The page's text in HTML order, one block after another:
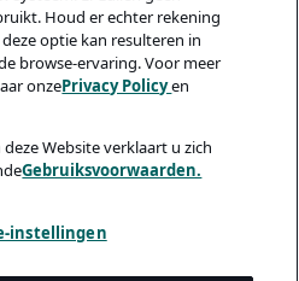
Houd er echter rekening
optie kan resulteren in
browse-ervaring. Voor meer
onzePrivacy Policyen
Website verklaart u zich
Gebruiksvoorwaarden.
instellingen